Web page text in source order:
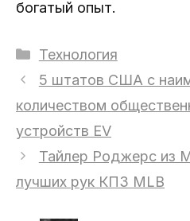
богатый опыт.
Рубрики
Технология
5 штатов США с
количеством
устройств EV
Тайлер Роджерс из
лучших рук КПЗ MLB